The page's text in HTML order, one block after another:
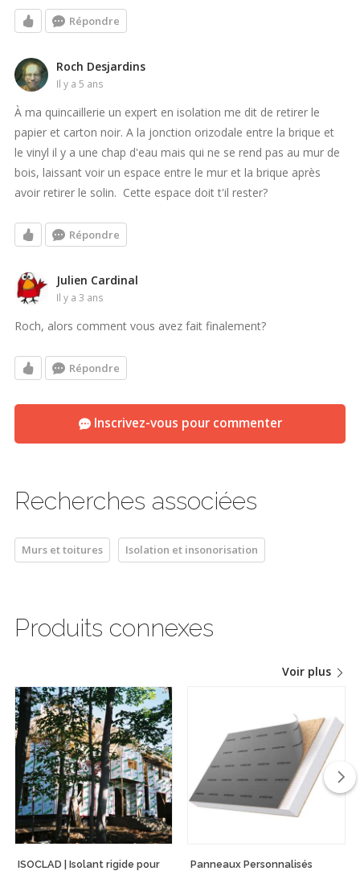
Répondre
Roch Desjardins
il y a 5 ans
À ma quincaillerie un expert en isolation me dit de retirer le
papier et carton noir. A la jonction orizodale entre la brique et
le vinyl il y a une chap d'eau mais qui ne se rend pas au mur de
bois, laissant voir un espace entre le mur et la brique après
avoir retirer le solin. Cette espace doit t'il rester?
Répondre
Julien Cardinal
il y a 3 ans
Roch, alors comment vous avez fait finalement?
Répondre
Inscrivez-vous pour commenter
Recherches associées
Murs et toitures Isolation et insonorisation
Produits connexes
Voir plus
ISOCLAD | Isolant rigide pour
Panneaux Personnalisés